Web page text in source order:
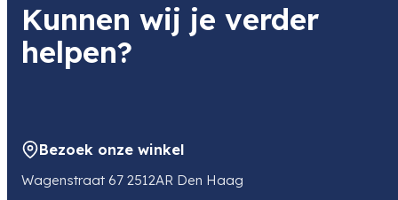
HAR1180376
Item code leverancier
1018280378
Adres
E-mail
sales@transcontinenta.nl
Kunnen wij je verder
helpen?
Bezoek onze winkel
Wagenstraat 67 2512AR Den Haag